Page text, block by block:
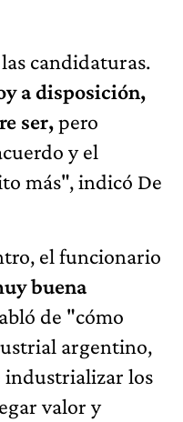
candidaturas.
a disposición,
ser,pero
y el
más", indicó De
el funcionario
buena
de "cómo
argentino,
industrializar los
valor y